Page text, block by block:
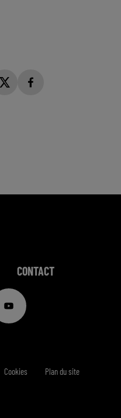
CONTACT
Cookies Plan du site